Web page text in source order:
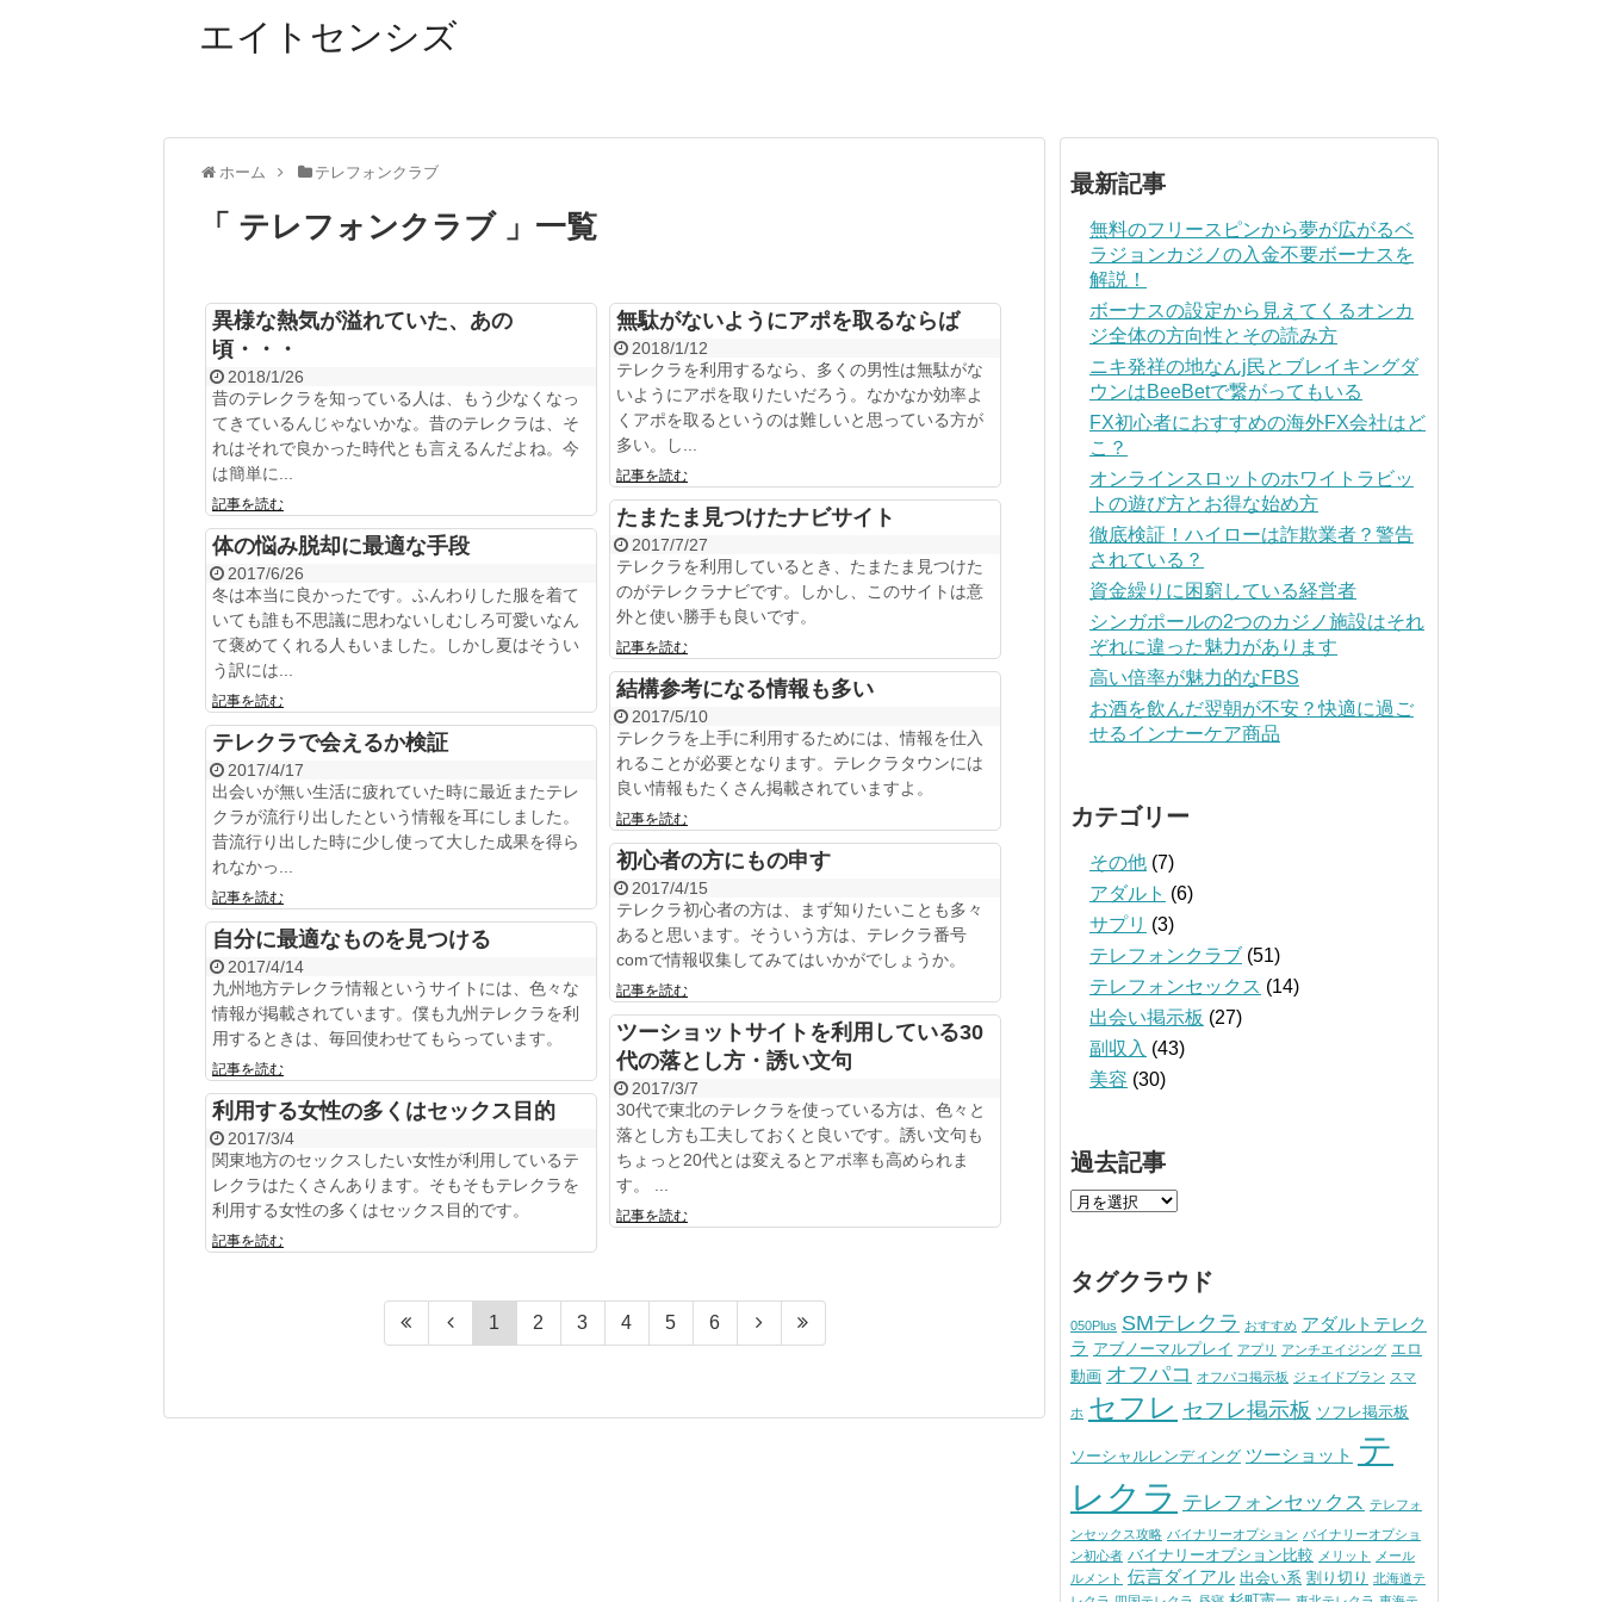
エイトセンシズ
ホーム テレフォンクラブ
「 テレフォンクラブ 」一覧
異様な熱気が溢れていた、あの
頃・・・
2018/1/26
昔のテレクラを知っている人は、もう少なくなっ
てきているんじゃないかな。昔のテレクラは、そ
れはそれで良かった時代とも言えるんだよね。今
は簡単に...
記事を読む
無駄がないようにアポを取るならば
2018/1/12
テレクラを利用するなら、多くの男性は無駄がな
いようにアポを取りたいだろう。なかなか効率よ
くアポを取るというのは難しいと思っている方が
多い。し...
記事を読む
たまたま見つけたナビサイト
2017/7/27
テレクラを利用しているとき、たまたま見つけた
のがテレクラナビです。しかし、このサイトは意
外と使い勝手も良いです。
記事を読む
体の悩み脱却に最適な手段
2017/6/26
冬は本当に良かったです。ふんわりした服を着て
いても誰も不思議に思わないしむしろ可愛いなん
て褒めてくれる人もいました。しかし夏はそうい
う訳には...
記事を読む 結構参考になる情報も多い
2017/5/10
テレクラを上手に利用するためには、情報を仕入
れることが必要となります。テレクラタウンには
良い情報もたくさん掲載されていますよ。
記事を読む
テレクラで会えるか検証
2017/4/17
出会いが無い生活に疲れていた時に最近またテレ
クラが流行り出したという情報を耳にしました。
昔流行り出した時に少し使って大した成果を得ら
れなかっ...
記事を読む
初心者の方にもの申す
2017/4/15
テレクラ初心者の方は、まず知りたいことも多々
あると思います。そういう方は、テレクラ番号
comで情報収集してみてはいかがでしょうか。
記事を読む
自分に最適なものを見つける
2017/4/14
九州地方テレクラ情報というサイトには、色々な
情報が掲載されています。僕も九州テレクラを利
用するときは、毎回使わせてもらっています。
記事を読む
ツーショットサイトを利用している30
代の落とし方・誘い文句
2017/3/7
30代で東北のテレクラを使っている方は、色々と
落とし方も工夫しておくと良いです。誘い文句も
ちょっと20代とは変えるとアポ率も高められま
す。 ...
記事を読む
利用する女性の多くはセックス目的
2017/3/4
関東地方のセックスしたい女性が利用しているテ
レクラはたくさんあります。そもそもテレクラを
利用する女性の多くはセックス目的です。
記事を読む
1 2 3 4 5 6
最新記事
無料のフリースピンから夢が広がるベ
ラジョンカジノの入金不要ボーナスを
解説！
ボーナスの設定から見えてくるオンカ
ジ全体の方向性とその読み方
ニキ発祥の地なんj民とブレイキングダ
ウンはBeeBetで繋がってもいる
FX初心者におすすめの海外FX会社はど
こ？
オンラインスロットのホワイトラビッ
トの遊び方とお得な始め方
徹底検証！ハイローは詐欺業者？警告
されている？
資金繰りに困窮している経営者
シンガポールの2つのカジノ施設はそれ
ぞれに違った魅力があります
高い倍率が魅力的なFBS
お酒を飲んだ翌朝が不安？快適に過ご
せるインナーケア商品
カテゴリー
その他 (7)
アダルト (6)
サプリ (3)
テレフォンクラブ (51)
テレフォンセックス (14)
出会い掲示板 (27)
副収入 (43)
美容 (30)
過去記事
タグクラウド
050Plus SMテレクラ おすすめ アダルトテレク
ラ アブノーマルプレイ アプリ アンチエイジング エロ
動画 オフパコ オフパコ掲示板 ジェイドブラン スマ
ホ セフレ セフレ掲示板 ソフレ掲示板
ソーシャルレンディング ツーショット テ
レクラ テレフォンセックス テレフォ
ンセックス攻略 バイナリーオプション バイナリーオプショ
ン初心者 バイナリーオプション比較 メリット
メール
ルメント 伝言ダイアル 出会い系 割り切り 北海道テ